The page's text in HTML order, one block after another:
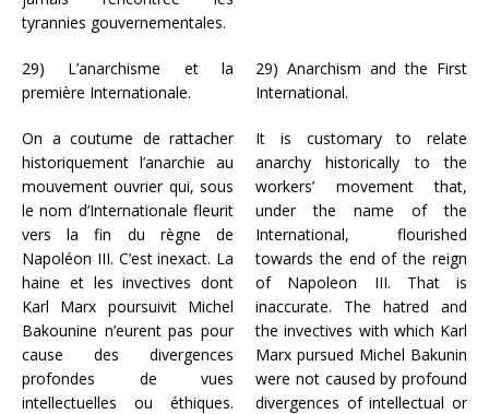
tyrannies gouvernementales.
29) L’anarchisme et la
première Internationale.
On a coutume de rattacher
historiquement l’anarchie au
mouvement ouvrier qui, sous
le nom d’Internationale fleurit
vers la fin du règne de
Napoléon III. C’est inexact. La
haine et les invectives dont
Karl Marx poursuivit Michel
Bakounine n’eurent pas pour
cause des divergences
profondes de vues
intellectuelles ou éthiques.
29) Anarchism and the First
International.
It is customary to relate
anarchy historically to the
workers’ movement that,
under the name of the
International, flourished
towards the end of the reign
of Napoleon III. That is
inaccurate. The hatred and
the invectives with which Karl
Marx pursued Michel Bakunin
were not caused by profound
divergences of intellectual or